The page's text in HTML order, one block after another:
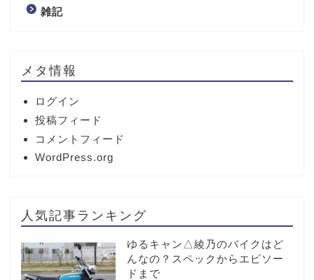
雑記
メタ情報
ログイン
投稿フィード
コメントフィード
WordPress.org
人気記事ランキング
ゆるキャン△綾乃のバイクはど
んなの？スペックからエピソー
ドまで